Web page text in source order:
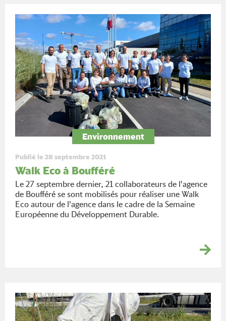
Environnement
Publié le 28 septembre 2021
Walk Eco à Boufféré
Le 27 septembre dernier, 21 collaborateurs de l'agence
de Boufféré se sont mobilisés pour réaliser une Walk
Eco autour de l'agence dans le cadre de la Semaine
Européenne du Développement Durable.